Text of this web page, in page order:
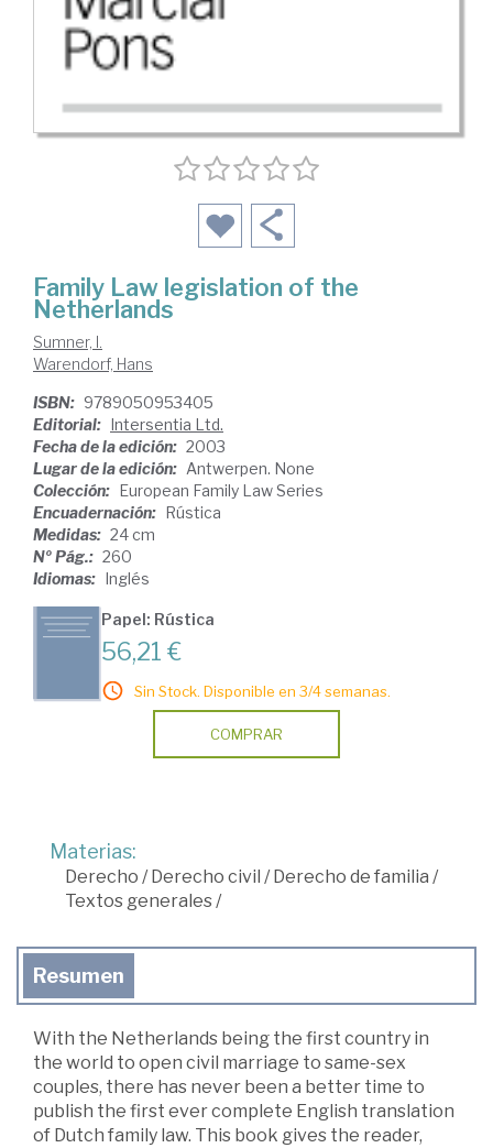
Family Law legislation of the
Netherlands
Sumner, I.
Warendorf, Hans
ISBN: 9789050953405
Editorial: Intersentia Ltd.
Fecha de la edición: 2003
Lugar de la edición: Antwerpen. None
Colección: European Family Law Series
Encuadernación: Rústica
Medidas: 24 cm
Nº Pág.: 260
Idiomas: Inglés
Papel: Rústica
56,21 €
Sin Stock. Disponible en 3/4 semanas.
COMPRAR
Materias:
Derecho /Derecho civil /Derecho de familia /
Textos generales/
Resumen
With the Netherlands being the first country in
the world to open civil marriage to same-sex
couples, there has never been a better time to
publish the first ever complete English translation
of Dutch family law. This book gives the reader,